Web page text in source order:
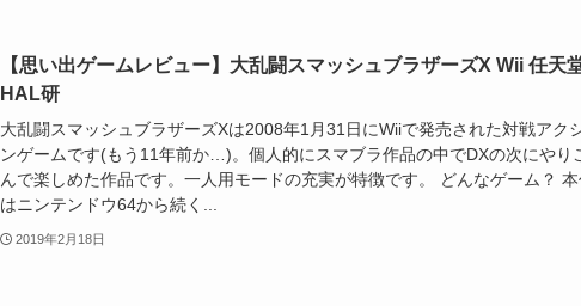
【思い出ゲームレビュー】大乱闘スマッシュブラザーズX Wii 任天
HAL研
大乱闘スマッシュブラザーズXは2008年1月31日にWiiで発売された対戦アク
ンゲームです(もう11年前か…)。個人的にスマブラ作品の中でDXの次にやり
んで楽しめた作品です。一人用モードの充実が特徴です。 どんなゲーム？
はニンテンドウ64から続く...
2019年2月18日